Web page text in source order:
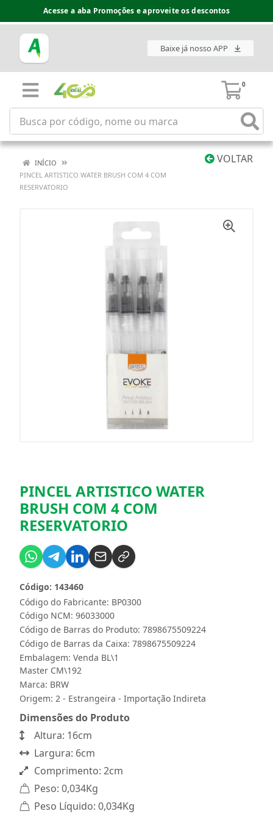
Acesse a aba Promoções e aproveite os descontos
Baixe já nosso APP
0
VOLTAR
INÍCIO
PINCEL ARTISTICO WATER BRUSH COM 4 COM
RESERVATORIO
PINCEL ARTISTICO WATER
BRUSH COM 4 COM
RESERVATORIO
Código do Fabricante: BP0300
Código: 143460
Código NCM: 96033000
Código de Barras do Produto: 7898675509224
Código de Barras da Caixa: 7898675509224
Embalagem: Venda BL\1
Master CM\192
Marca: BRW
Origem: 2 - Estrangeira - Importação Indireta
Dimensões do Produto
Altura: 16cm
Largura: 6cm
Comprimento: 2cm
Peso: 0,034Kg
Peso Líquido: 0,034Kg